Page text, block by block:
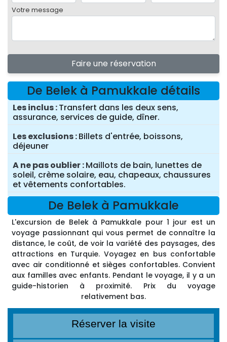
Votre message
Faire une réservation
De Belek à Pamukkale détails
Les inclus Transfert dans les deux sens,
assurance, services de guide, dîner.
Les exclusions Billets d'entrée, boissons,
déjeuner
A ne pas oublier Maillots de bain, lunettes de
soleil, crème solaire, eau, chapeaux, chaussures
et vêtements confortables.
De Belek à Pamukkale
L'excursion de Belek à Pamukkale pour 1 jour est un
voyage passionnant qui vous permet de connaître la
distance, le coût, de voir la variété des paysages, des
attractions en Turquie. Voyagez en bus confortable
avec air conditionné et sièges confortables. Convient
aux familles avec enfants. Pendant le voyage, il y a un
guide-historien à proximité. Prix du voyage
relativement bas.
Réserver la visite